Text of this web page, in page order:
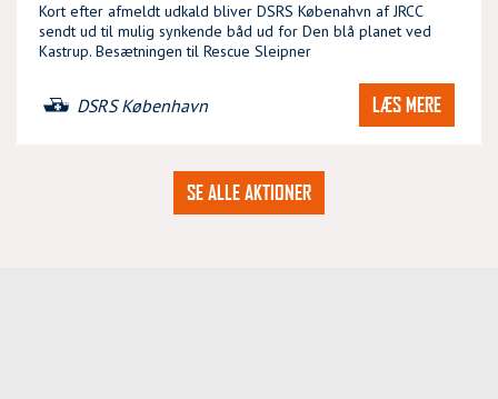
Kort efter afmeldt udkald bliver DSRS Købenahvn af JRCC
sendt ud til mulig synkende båd ud for Den blå planet ved
Kastrup. Besætningen til Rescue Sleipner
DSRS København LÆS MERE
SE ALLE AKTIONER